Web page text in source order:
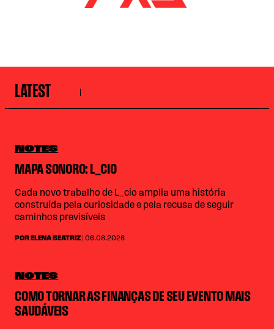
LATEST
NOTES
MAPA SONORO: L_CIO
Cada novo trabalho de L_cio amplia uma história
construída pela curiosidade e pela recusa de seguir
caminhos previsíveis
POR ELENA BEATRIZ | 06.08.2026
NOTES
COMO TORNAR AS FINANÇAS DE SEU EVENTO MAIS
SAUDÁVEIS